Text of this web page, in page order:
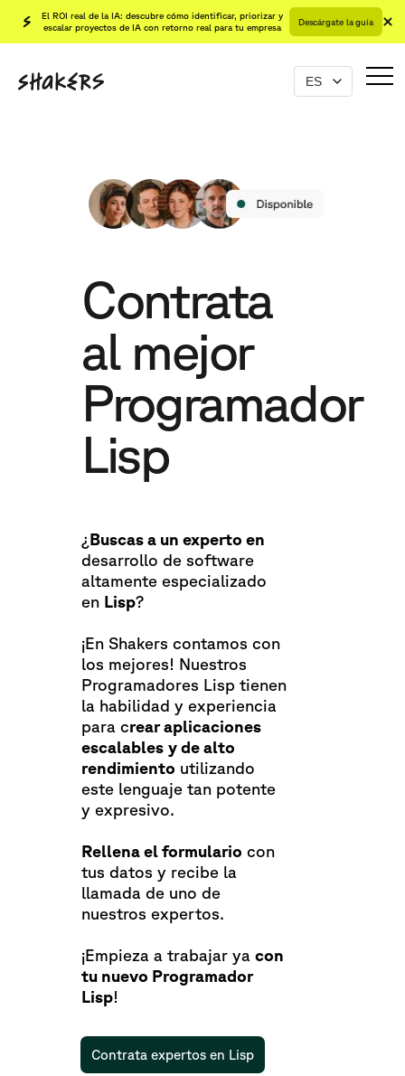
El ROI real de la IA: descubre cómo identificar, priorizar y
escalar proyectos de IA con retorno real para tu empresa
Descárgate la guía
Contrata
al mejor
Programador
Lisp
¿ Buscas a un experto en
desarrollo de software
altamente especializado
en Lisp?
¡En Shakers contamos con
los mejores! Nuestros
Programadores Lisp tienen
la habilidad y experiencia
para crear aplicaciones
escalables y de alto
rendimiento utilizando
este lenguaje tan potente
y expresivo.
Rellena el formulario con
tus datos y recibe la
llamada de uno de
nuestros expertos.
¡Empieza a trabajar ya con
tu nuevo Programador
Lisp!
Contrata expertos en Lisp